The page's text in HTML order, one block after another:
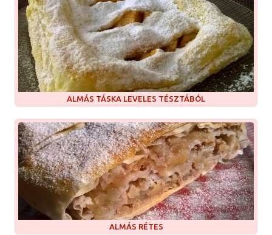
ALMÁS TÁSKA LEVELES TÉSZTÁBÓL
ALMÁS RÉTES